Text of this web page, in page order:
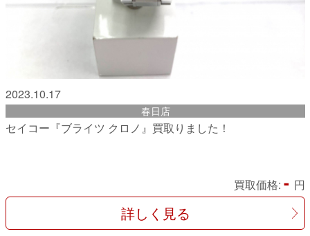
2023.10.17
春日店
セイコー『ブライツ クロノ』買取りました！
買取価格: - 円
詳しく見る